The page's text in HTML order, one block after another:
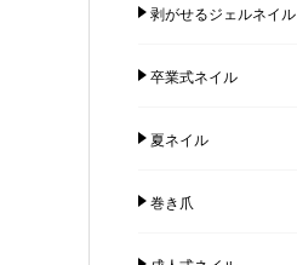
剥がせるジェルネイル
卒業式ネイル
夏ネイル
巻き爪